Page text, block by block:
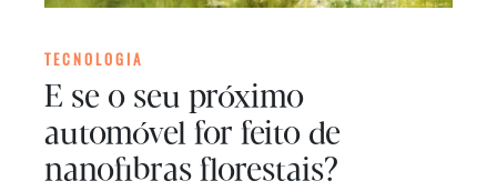
TECNOLOGIA
E se o seu próximo
automóvel for feito de
nanofibras florestais?